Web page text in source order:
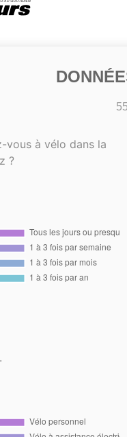
vous à vélo dans la
?